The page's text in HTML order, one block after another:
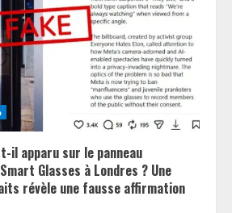
il apparu sur le panneau
Glasses à Londres ? Une
révèle une fausse affirmation